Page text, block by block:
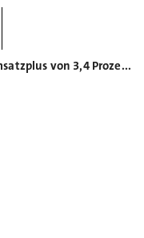
Trumpf erzielt Umsatzplus von 3,4 Prozent